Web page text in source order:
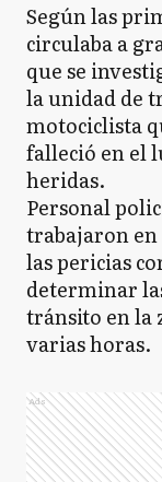
Según las
circulaba a
que se
la unidad de
motociclista
falleció en el
heridas.
Personal
trabajaron
las pericias
determinar
tránsito en la
varias horas.
Ads